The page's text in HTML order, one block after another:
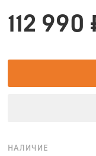
112 990
НАЛИЧИЕ